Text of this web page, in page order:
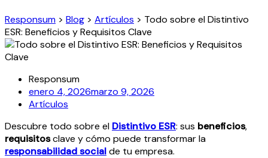
Responsum > Blog > Artículos > Todo sobre el Distintivo
ESR: Beneficios y Requisitos Clave
Responsum
enero 4, 2026marzo 9, 2026
Artículos
Descubre todo sobre el Distintivo ESR: sus beneficios,
requisitosclave y cómo puede transformar la
responsabilidad socialde tu empresa.